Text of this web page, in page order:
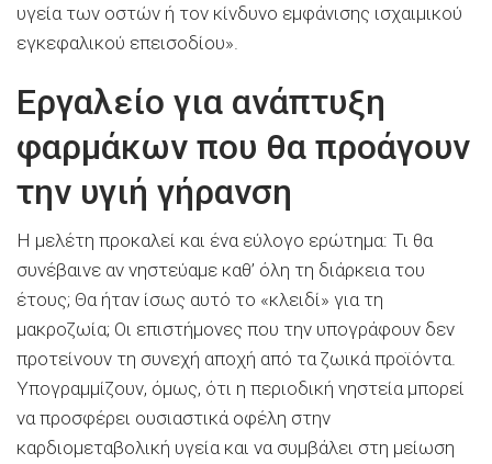
υγεία των οστών ή τον κίνδυνο εμφάνισης ισχαιμικού
εγκεφαλικού επεισοδίου».
Εργαλείο για ανάπτυξη
φαρμάκων που θα προάγουν
την υγιή γήρανση
Η μελέτη προκαλεί και ένα εύλογο ερώτημα: Τι θα
συνέβαινε αν νηστεύαμε καθ’ όλη τη διάρκεια του
έτους; Θα ήταν ίσως αυτό το «κλειδί» για τη
μακροζωία; Οι επιστήμονες που την υπογράφουν δεν
προτείνουν τη συνεχή αποχή από τα ζωικά προϊόντα.
Υπογραμμίζουν, όμως, ότι η περιοδική νηστεία μπορεί
να προσφέρει ουσιαστικά οφέλη στην
καρδιομεταβολική υγεία και να συμβάλει στη μείωση